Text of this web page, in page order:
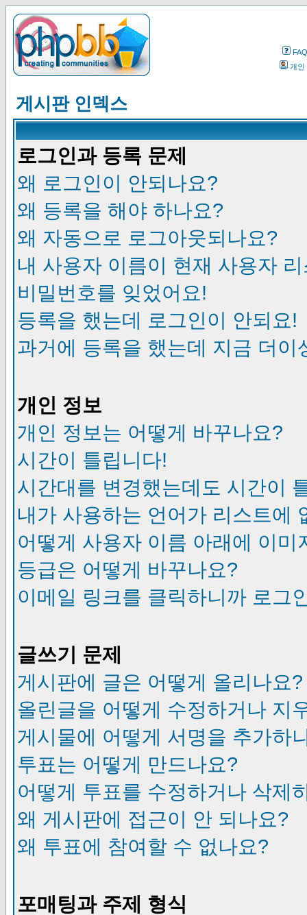
FAQ
개인
게시판 인덱스
로그인과 등록 문제
왜 로그인이 안되나요?
왜 등록을 해야 하나요?
왜 자동으로 로그아웃되나요?
내 사용자 이름이 현재 사용자
비밀번호를 잊었어요!
등록을 했는데 로그인이 안되요!
과거에 등록을 했는데 지금 더이
개인 정보
개인 정보는 어떻게 바꾸나요?
시간이 틀립니다!
시간대를 변경했는데도 시간이
내가 사용하는 언어가 리스트에
어떻게 사용자 이름 아래에 이미
등급은 어떻게 바꾸나요?
이메일 링크를 클릭하니까 로그
글쓰기 문제
게시판에 글은 어떻게 올리나요?
올린글을 어떻게 수정하거나 지
게시물에 어떻게 서명을 추가하
투표는 어떻게 만드나요?
어떻게 투표를 수정하거나 삭제
왜 게시판에 접근이 안 되나요?
왜 투표에 참여할 수 없나요?
포매팅과 주제 형식